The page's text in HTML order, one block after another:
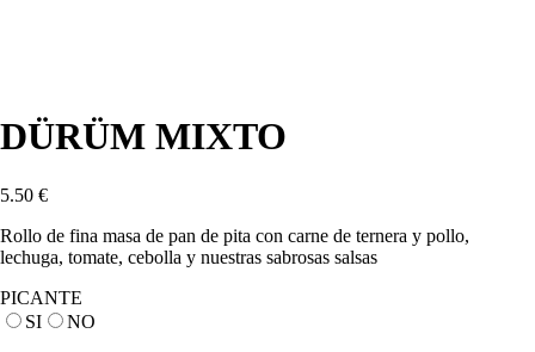
DÜRÜM MIXTO
5.50 €
Rollo de fina masa de pan de pita con carne de ternera y pollo,
lechuga, tomate, cebolla y nuestras sabrosas salsas
PICANTE
SI
NO